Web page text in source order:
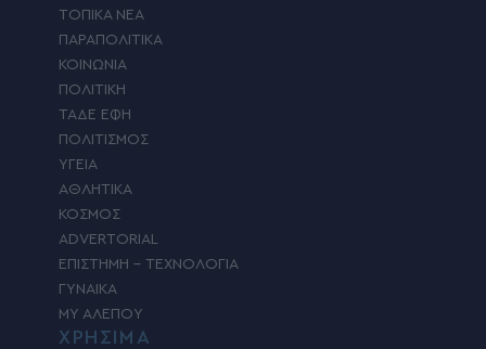
ΤΟΠΙΚΑ ΝΕΑ
ΠΑΡΑΠΟΛΙΤΙΚΑ
ΚΟΙΝΩΝΙΑ
ΠΟΛΙΤΙΚΗ
ΤΑΔΕ ΕΦΗ
ΠΟΛΙΤΙΣΜΟΣ
ΥΓΕΙΑ
ΑΘΛΗΤΙΚΑ
ΚΟΣΜΟΣ
ADVERTORIAL
ΕΠΙΣΤΗΜΗ – ΤΕΧΝΟΛΟΓΙΑ
ΓΥΝΑΙΚΑ
MY ΑΛΕΠΟΥ
ΧΡΗΣΙΜΑ